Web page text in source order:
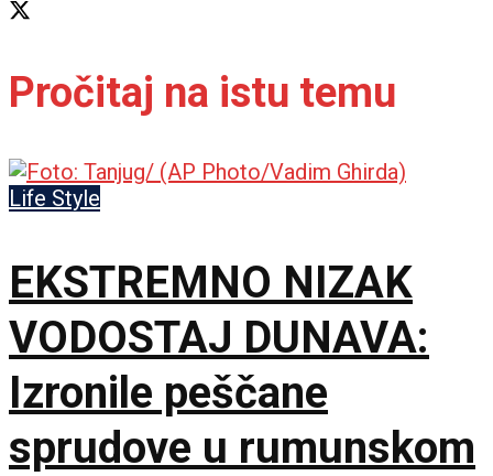
Pročitaj na istu temu
Life Style
EKSTREMNO NIZAK
VODOSTAJ DUNAVA:
Izronile peščane
sprudove u rumunskom